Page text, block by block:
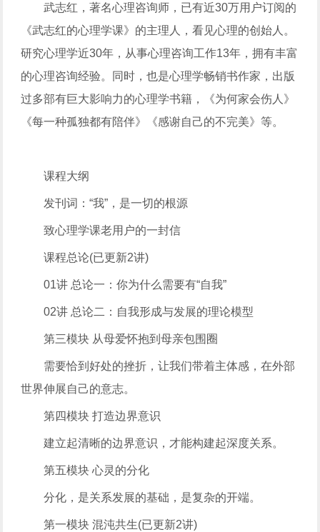
武志红，著名心理咨询师，已有近30万用户订阅的
《武志红的心理学课》的主理人，看见心理的创始人。
研究心理学近30年，从事心理咨询工作13年，拥有丰富
的心理咨询经验。同时，也是心理学畅销书作家，出版
过多部有巨大影响力的心理学书籍，《为何家会伤人》
《每一种孤独都有陪伴》《感谢自己的不完美》等。
课程大纲
发刊词：“我”，是一切的根源
致心理学课老用户的一封信
课程总论(已更新2讲)
01讲 总论一：你为什么需要有“自我”
02讲 总论二：自我形成与发展的理论模型
第三模块 从母爱怀抱到母亲包围圈
需要恰到好处的挫折，让我们带着主体感，在外部
世界伸展自己的意志。
第四模块 打造边界意识
建立起清晰的边界意识，才能构建起深度关系。
第五模块 心灵的分化
分化，是关系发展的基础，是复杂的开端。
第一模块 混沌共生(已更新2讲)